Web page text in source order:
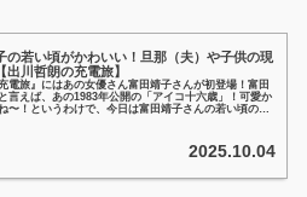
の若い頃がかわいい！旦那（夫）や子供の現
出川哲朗の充電旅】
電旅』にはあの女優さん富田靖子さんが初登場！富田
言えば、あの1983年公開の「アイコ十六歳」！可愛か
〜！というわけで、今日は富田靖子さんの若い頃のか
2025.10.04